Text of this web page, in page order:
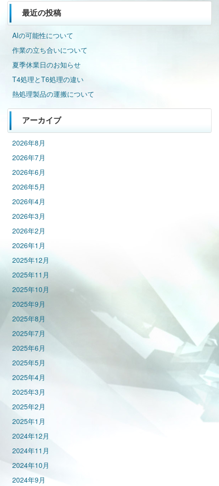
最近の投稿
AIの可能性について
作業の立ち合いについて
夏季休業日のお知らせ
T4処理とT6処理の違い
熱処理製品の運搬について
アーカイブ
2026年8月
2026年7月
2026年6月
2026年5月
2026年4月
2026年3月
2026年2月
2026年1月
2025年12月
2025年11月
2025年10月
2025年9月
2025年8月
2025年7月
2025年6月
2025年5月
2025年4月
2025年3月
2025年2月
2025年1月
2024年12月
2024年11月
2024年10月
2024年9月